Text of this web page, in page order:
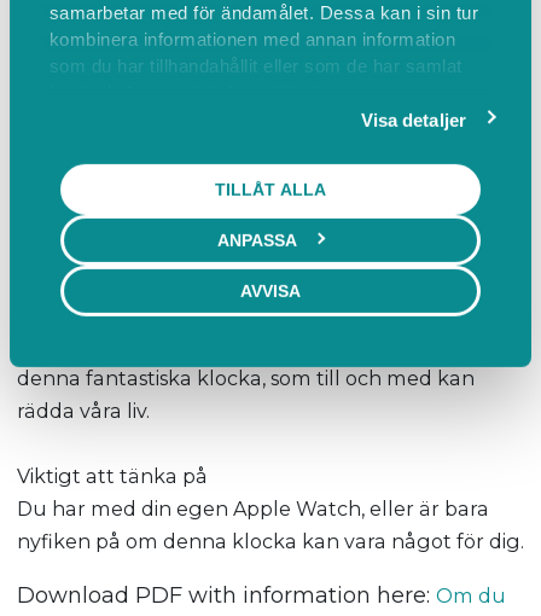
samarbetar med för ändamålet. Dessa kan i sin tur
kombinera informationen med annan information
som du har tillhandahållit eller som de har samlat
Visa detaljer
TILLÅT ALLA
ANPASSA
AVVISA
för träning. Innovativa funktioner för hälsa och
trygghet.
Följande kommer att beröras i kursen;
vanligaste inställningar i vår Apple Watch som till
exempel;
- Välja urtavla
- Notiser
- Appvy
denna fantastiska klocka, som till och med kan
rädda våra liv.
Viktigt att tänka på
Du har med din egen Apple Watch, eller är bara
nyfiken på om denna klocka kan vara något för dig.
Download PDF with information here: Om du